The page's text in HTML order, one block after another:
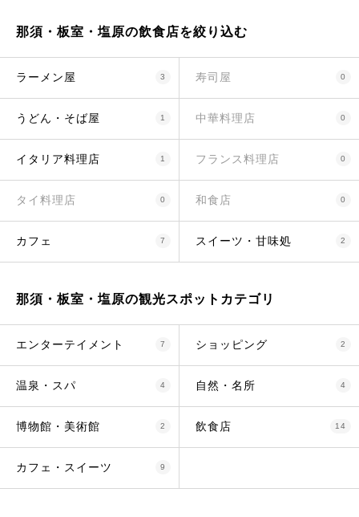
那須・板室・塩原の飲食店を絞り込む
ラーメン屋 3 寿司屋 0
うどん・そば屋 1 中華料理店 0
イタリア料理店 1 フランス料理店 0
タイ料理店 0 和食店 0
カフェ 7 スイーツ・甘味処 2
那須・板室・塩原の観光スポットカテゴリ
エンターテイメント 7 ショッピング 2
温泉・スパ 4 自然・名所 4
博物館・美術館 2 飲食店 14
カフェ・スイーツ 9